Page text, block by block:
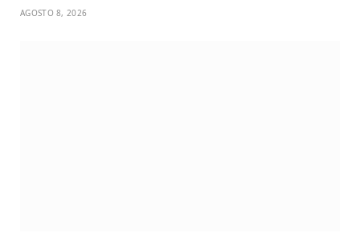
AGOSTO 8, 2026